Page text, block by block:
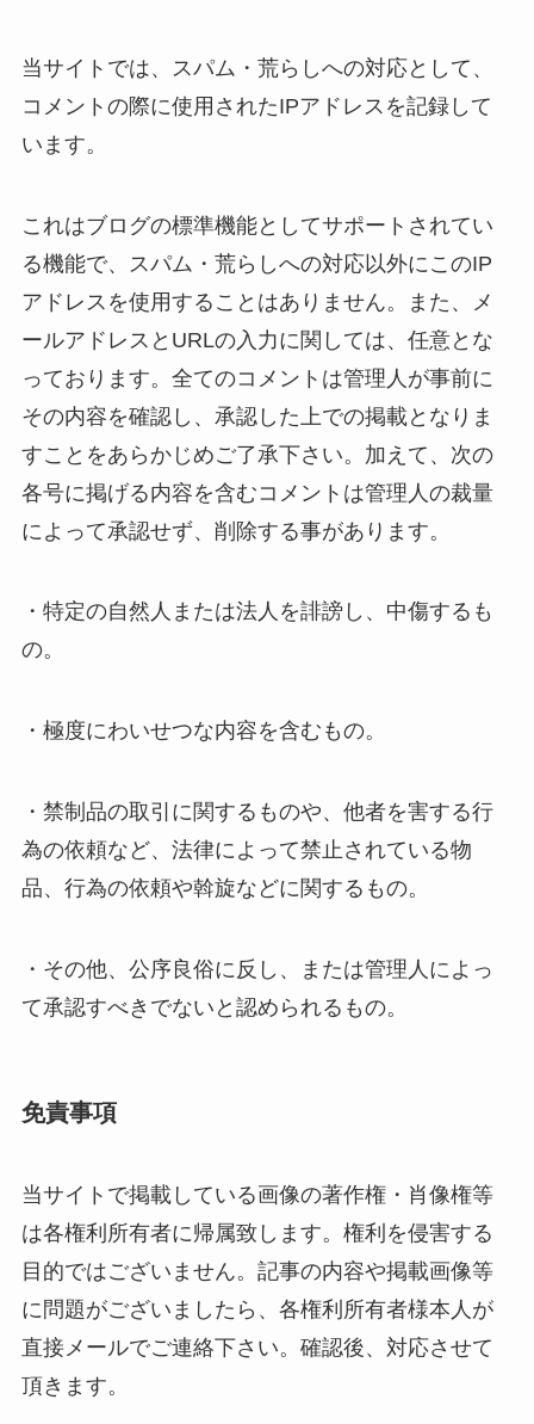
当サイトでは、スパム・荒らしへの対応として、
コメントの際に使用されたIPアドレスを記録して
います。
これはブログの標準機能としてサポートされてい
る機能で、スパム・荒らしへの対応以外にこのIP
アドレスを使用することはありません。また、メ
ールアドレスとURLの入力に関しては、任意とな
っております。全てのコメントは管理人が事前に
その内容を確認し、承認した上での掲載となりま
すことをあらかじめご了承下さい。加えて、次の
各号に掲げる内容を含むコメントは管理人の裁量
によって承認せず、削除する事があります。
・特定の自然人または法人を誹謗し、中傷するも
の。
・極度にわいせつな内容を含むもの。
・禁制品の取引に関するものや、他者を害する行
為の依頼など、法律によって禁止されている物
品、行為の依頼や斡旋などに関するもの。
・その他、公序良俗に反し、または管理人によっ
て承認すべきでないと認められるもの。
免責事項
当サイトで掲載している画像の著作権・肖像権等
は各権利所有者に帰属致します。権利を侵害する
目的ではございません。記事の内容や掲載画像等
に問題がございましたら、各権利所有者様本人が
直接メールでご連絡下さい。確認後、対応させて
頂きます。